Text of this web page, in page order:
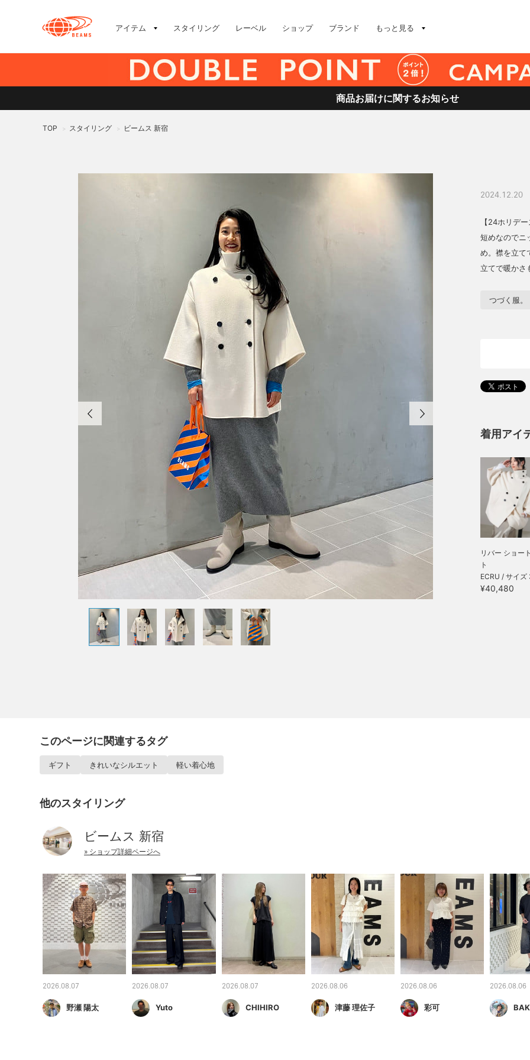
アイテム スタイリング レーベル ショップ ブランド もっと見る
商品お届けに関するお知らせ
TOP > スタイリング > ビームス 新宿
2024.12.20
【24ホリデ
短めなのでニ
め。襟を立て
立てで暖かさ
つづく服。
着用アイ
リバー ショー
ト
ECRU / サイズ
¥40,480
このページに関連するタグ
ギフト きれいなシルエット 軽い着心地
他のスタイリング
ビームス 新宿
» ショップ詳細ページへ
2026.08.07
野瀬 陽太
2026.08.07
Yuto
2026.08.07
CHIHIRO
2026.08.06
津藤 理佐子
2026.08.06
彩可
2026.08.06